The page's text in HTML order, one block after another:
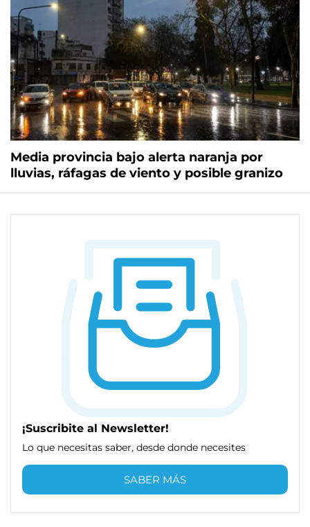
Media provincia bajo alerta naranja por
lluvias, ráfagas de viento y posible granizo
¡Suscribite al Newsletter!
Lo que necesitas saber, desde donde necesites
SABER MÁS